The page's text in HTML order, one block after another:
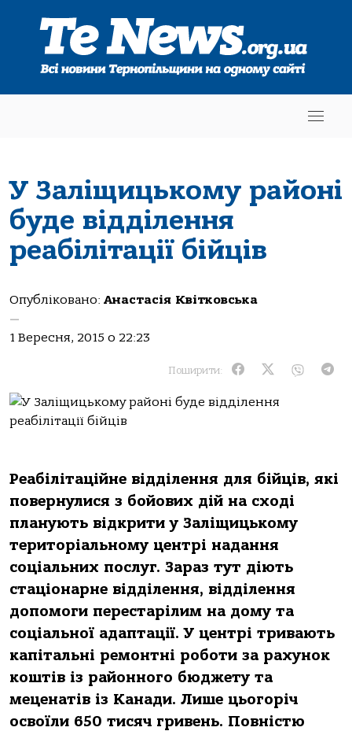
У Заліщицькому районі
буде відділення
реабілітації бійців
Опубліковано: Анастасія Квітковська
—
1 Вересня, 2015 о 22:23
Поширити:
Реабілітаційне відділення для бійців, які
повернулися з бойових дій на сході
планують відкрити у Заліщицькому
територіальному центрі надання
соціальних послуг. Зараз тут діють
стаціонарне відділення, відділення
допомоги перестарілим на дому та
соціальної адаптації. У центрі тривають
капітальні ремонтні роботи за рахунок
коштів із районного бюджету та
меценатів із Канади. Лише цьогоріч
освоїли 650 тисяч гривень. Повністю